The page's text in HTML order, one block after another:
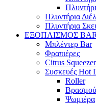
Πλυντήρια
Πλυντήρια
ΕΞΟΠΛΙΣΜΟΣ
Μπλέντερ Bar
Φραπιέρες
Citrus Squeezer
Συσκευές Hot
Roller
Βρασμού
Ψωμιέρα